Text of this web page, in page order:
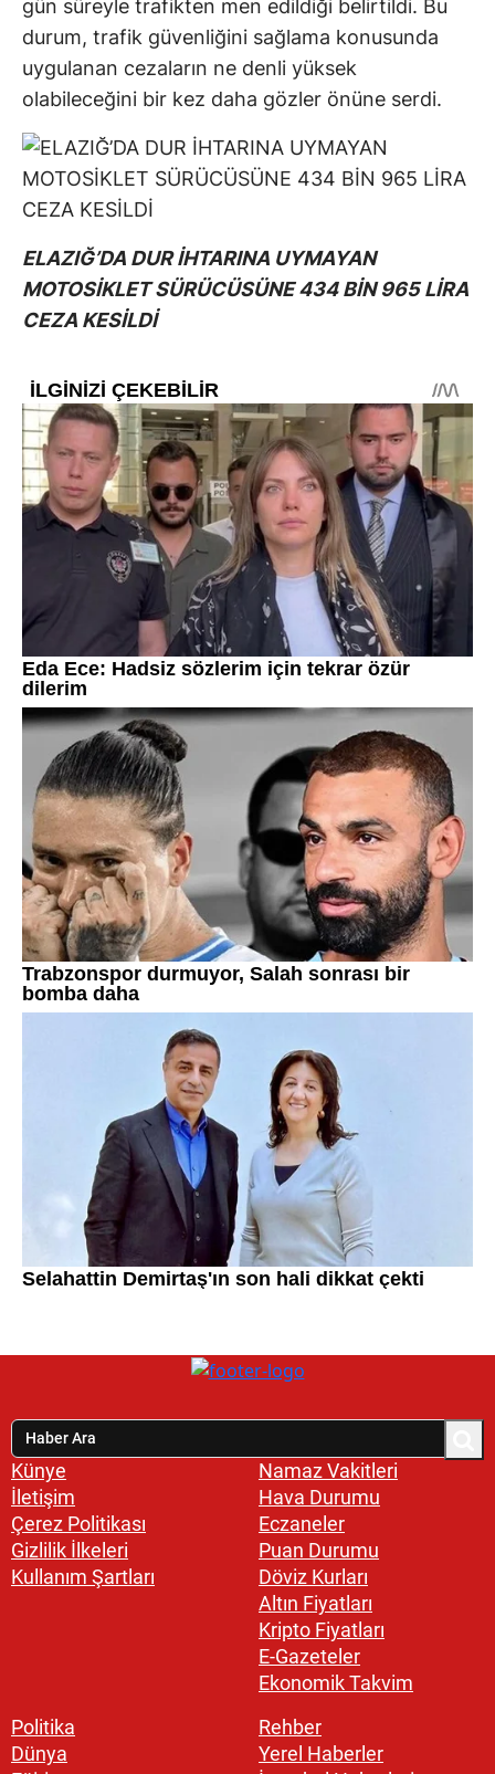
gün süreyle trafikten men edildiği belirtildi. Bu
durum, trafik güvenliğini sağlama konusunda
uygulanan cezaların ne denli yüksek
olabileceğini bir kez daha gözler önüne serdi.
ELAZIĞ’DA DUR İHTARINA UYMAYAN
MOTOSİKLET SÜRÜCÜSÜNE 434 BİN 965 LİRA
CEZA KESİLDİ
Künye
İletişim
Çerez Politikası
Gizlilik İlkeleri
Kullanım Şartları
Namaz Vakitleri
Hava Durumu
Eczaneler
Puan Durumu
Döviz Kurları
Altın Fiyatları
Kripto Fiyatları
E-Gazeteler
Ekonomik Takvim
Politika
Dünya
Rehber
Yerel Haberler